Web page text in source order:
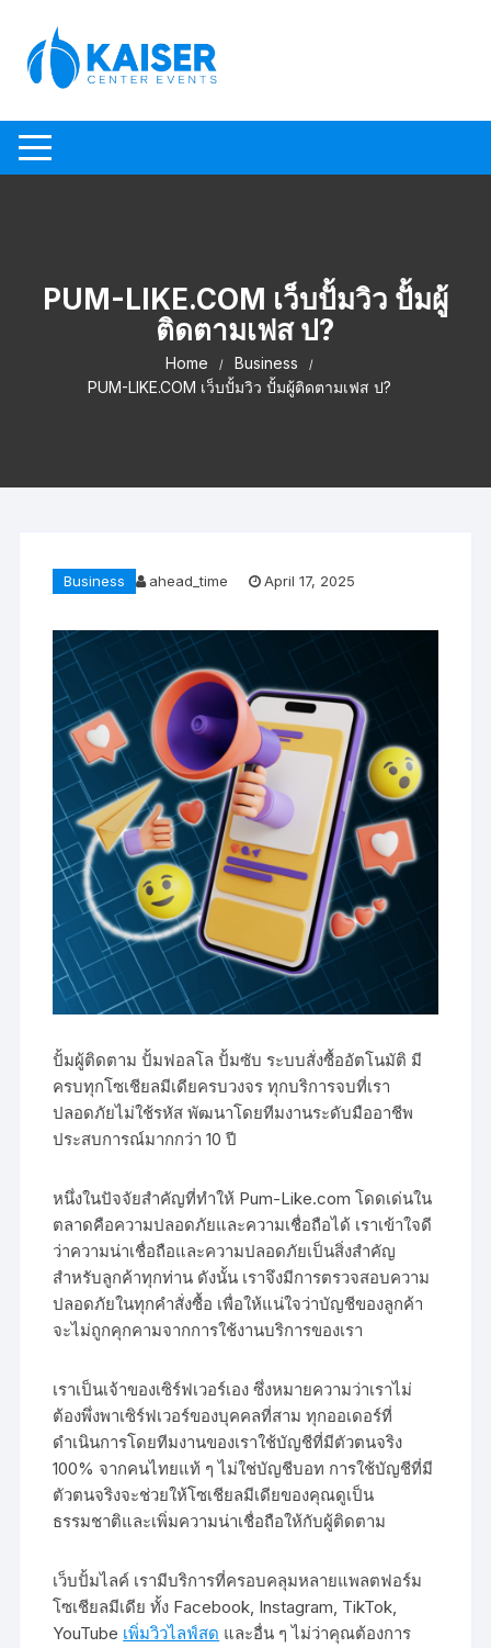
PUM-LIKE.COM เว็บปั้มวิว ปั้มผู้
ติดตามเฟส ป?
Home
Business
PUM-LIKE.COM เว็บปั้มวิว ปั้มผู้ติดตามเฟส ป?
Business ahead_time April 17, 2025
ปั้มผู้ติดตาม ปั้มฟอลโล ปั้มซับ ระบบสั่งซื้ออัตโนมัติ มี
ครบทุกโซเชียลมีเดียครบวงจร ทุกบริการจบที่เรา
ปลอดภัยไม่ใช้รหัส พัฒนาโดยทีมงานระดับมืออาชีพ
ประสบการณ์มากกว่า 10 ปี
หนึ่งในปัจจัยสำคัญที่ทำให้ Pum-Like.com โดดเด่นใน
ตลาดคือความปลอดภัยและความเชื่อถือได้ เราเข้าใจดี
ว่าความน่าเชื่อถือและความปลอดภัยเป็นสิ่งสำคัญ
สำหรับลูกค้าทุกท่าน ดังนั้น เราจึงมีการตรวจสอบความ
ปลอดภัยในทุกคำสั่งซื้อ เพื่อให้แน่ใจว่าบัญชีของลูกค้า
จะไม่ถูกคุกคามจากการใช้งานบริการของเรา
เราเป็นเจ้าของเซิร์ฟเวอร์เอง ซึ่งหมายความว่าเราไม่
ต้องพึ่งพาเซิร์ฟเวอร์ของบุคคลที่สาม ทุกออเดอร์ที่
ดำเนินการโดยทีมงานของเราใช้บัญชีที่มีตัวตนจริง
100% จากคนไทยแท้ ๆ ไม่ใช่บัญชีบอท การใช้บัญชีที่มี
ตัวตนจริงจะช่วยให้โซเชียลมีเดียของคุณดูเป็น
ธรรมชาติและเพิ่มความน่าเชื่อถือให้กับผู้ติดตาม
เว็บปั้มไลค์ เรามีบริการที่ครอบคลุมหลายแพลตฟอร์ม
โซเชียลมีเดีย ทั้ง Facebook, Instagram, TikTok,
YouTube เพิ่มวิวไลฟ์สด และอื่น ๆ ไม่ว่าคุณต้องการ